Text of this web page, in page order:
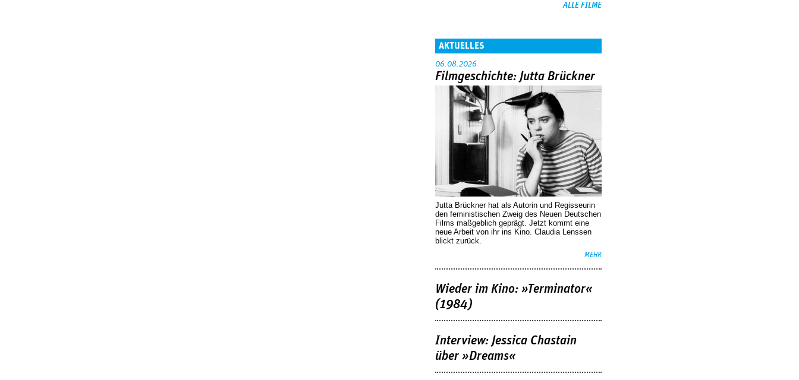
ALLE FILME
AKTUELLES
06.08.2026
Filmgeschichte: Jutta Brückner
Jutta Brückner hat als Autorin und Regisseurin
den feministischen Zweig des Neuen Deutschen
Films maßgeblich geprägt. Jetzt kommt eine
neue Arbeit von ihr ins Kino. Claudia Lenssen
blickt zurück.
MEHR
Wieder im Kino: »Terminator«
(1984)
Interview: Jessica Chastain
über »Dreams«